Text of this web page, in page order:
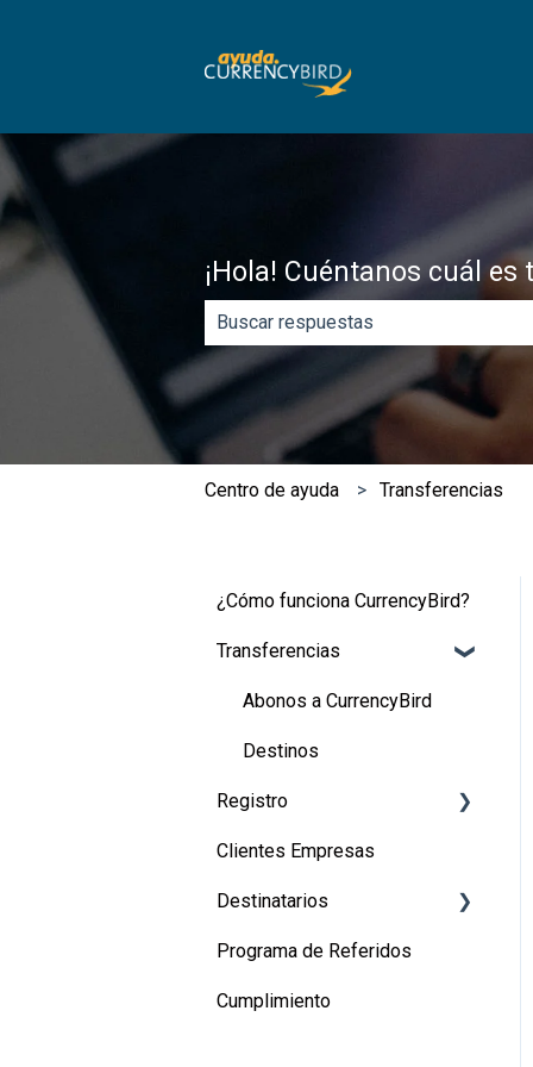
¡Hola! Cuéntanos cuál es
No hay sugerencias porque el
​Centro de ayuda Transferencias
¿Cómo funciona CurrencyBird?
Transferencias
Abonos a CurrencyBird
Destinos
Registro
Registro de usuarios
Registro de empresas
Clientes Empresas
Destinatarios
Canadá
Estados Unidos
Programa de Referidos
Cumplimiento